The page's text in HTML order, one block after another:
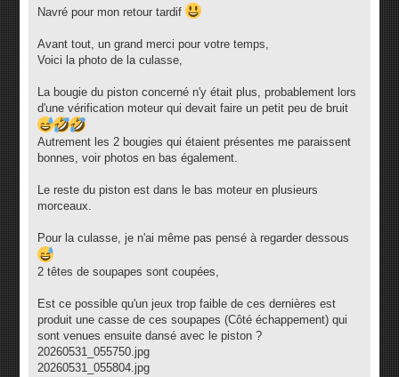
e
Navré pour mon retour tardif
Avant tout, un grand merci pour votre temps,
Voici la photo de la culasse,
La bougie du piston concerné n'y était plus, probablement lors
d'une vérification moteur qui devait faire un petit peu de bruit
Autrement les 2 bougies qui étaient présentes me paraissent
bonnes, voir photos en bas également.
Le reste du piston est dans le bas moteur en plusieurs
morceaux.
Pour la culasse, je n'ai même pas pensé à regarder dessous
2 têtes de soupapes sont coupées,
Est ce possible qu'un jeux trop faible de ces dernières est
produit une casse de ces soupapes (Côté échappement) qui
sont venues ensuite dansé avec le piston ?
20260531_055750.jpg
20260531_055804.jpg